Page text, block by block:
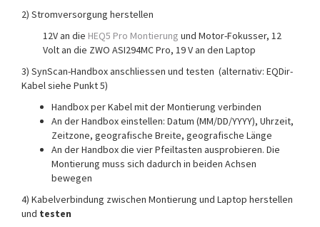
2) Stromversorgung herstellen
12V an die HEQ5 Pro Montierung und Motor-Fokusser, 12
Volt an die ZWO ASI294MC Pro, 19 V an den Laptop
3) SynScan-Handbox anschliessen und testen (alternativ: EQDir-
Kabel siehe Punkt 5)
Handbox per Kabel mit der Montierung verbinden
An der Handbox einstellen: Datum (MM/DD/YYYY), Uhrzeit,
Zeitzone, geografische Breite, geografische Länge
An der Handbox die vier Pfeiltasten ausprobieren. Die
Montierung muss sich dadurch in beiden Achsen
bewegen
4) Kabelverbindung zwischen Montierung und Laptop herstellen
und testen